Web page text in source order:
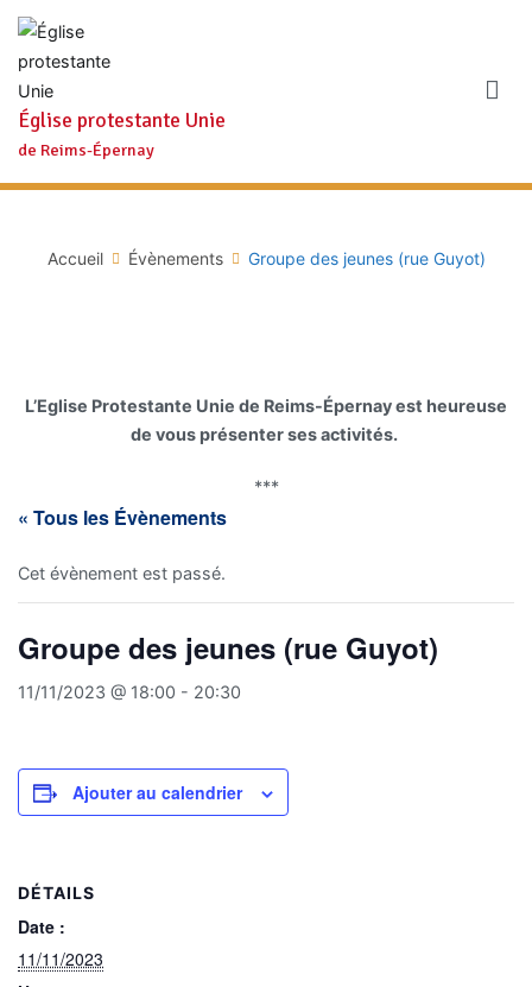
Aller
contenu
Église protestante Unie
de Reims-Épernay
Accueil Évènements Groupe des jeunes (rue Guyot)
L’Eglise Protestante Unie de Reims-Épernay est heureuse
de vous présenter ses activités.
***
« Tous les Évènements
Cet évènement est passé.
Groupe des jeunes (rue Guyot)
11/11/2023 @ 18:00 - 20:30
Ajouter au calendrier
DÉTAILS
Date :
11/11/2023